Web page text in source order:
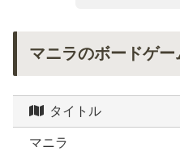
マニラのボードゲー
タイトル
マニラ